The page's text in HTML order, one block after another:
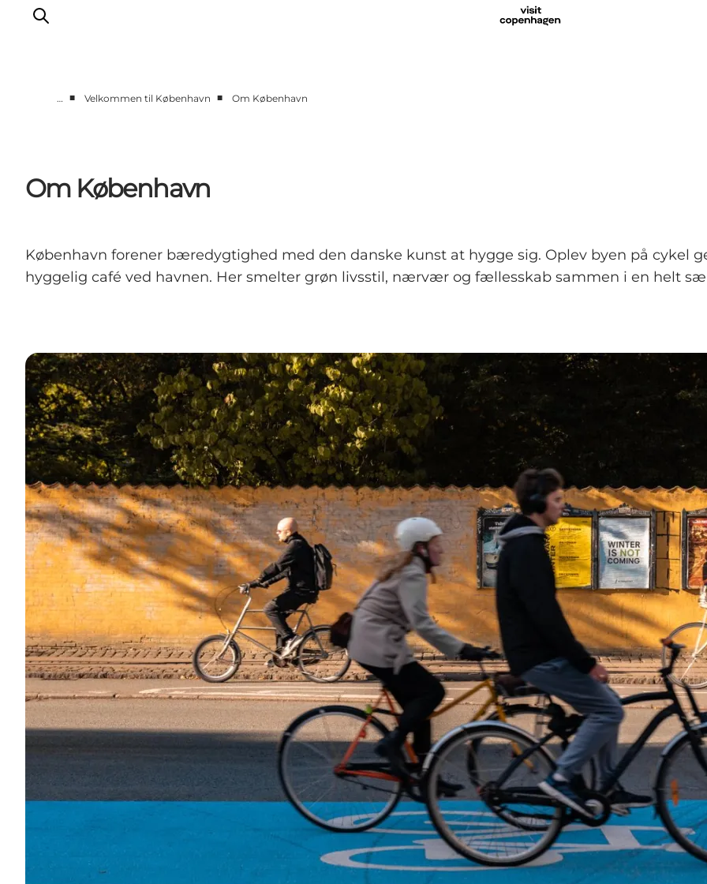
Spis & drik
Områder
CopenPay
Copenhagen Card
… ■ Velkommen til København ■ Om København
Om København
København forener bæredygtighed med den danske kunst at hygge sig. Oplev byen på cykel
hyggelig café ved havnen. Her smelter grøn livsstil, nærvær og fællesskab sammen i en helt